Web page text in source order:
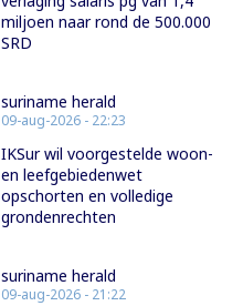
miljoen naar rond de 500.000
SRD
suriname herald
09-aug-2026 - 22:23
IKSur wil voorgestelde woon-
en leefgebiedenwet
opschorten en volledige
grondenrechten
suriname herald
09-aug-2026 - 21:22